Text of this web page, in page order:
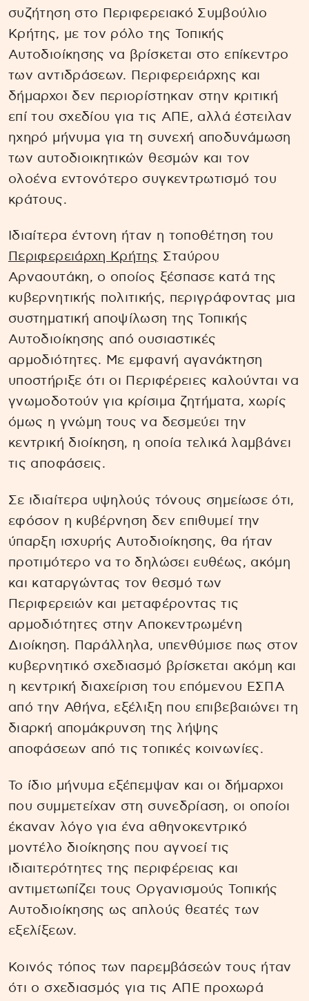
συζήτηση στο Περιφερειακό Συμβούλιο
Κρήτης, με τον ρόλο της Τοπικής
Αυτοδιοίκησης να βρίσκεται στο επίκεντρο
των αντιδράσεων. Περιφερειάρχης και
δήμαρχοι δεν περιορίστηκαν στην κριτική
επί του σχεδίου για τις ΑΠΕ, αλλά έστειλαν
ηχηρό μήνυμα για τη συνεχή αποδυνάμωση
των αυτοδιοικητικών θεσμών και τον
ολοένα εντονότερο συγκεντρωτισμό του
κράτους.
Ιδιαίτερα έντονη ήταν η τοποθέτηση του
Περιφερειάρχη Κρήτης Σταύρου
Αρναουτάκη, ο οποίος ξέσπασε κατά της
κυβερνητικής πολιτικής, περιγράφοντας μια
συστηματική αποψίλωση της Τοπικής
Αυτοδιοίκησης από ουσιαστικές
αρμοδιότητες. Με εμφανή αγανάκτηση
υποστήριξε ότι οι Περιφέρειες καλούνται να
γνωμοδοτούν για κρίσιμα ζητήματα, χωρίς
όμως η γνώμη τους να δεσμεύει την
κεντρική διοίκηση, η οποία τελικά λαμβάνει
τις αποφάσεις.
Σε ιδιαίτερα υψηλούς τόνους σημείωσε ότι,
εφόσον η κυβέρνηση δεν επιθυμεί την
ύπαρξη ισχυρής Αυτοδιοίκησης, θα ήταν
προτιμότερο να το δηλώσει ευθέως, ακόμη
και καταργώντας τον θεσμό των
Περιφερειών και μεταφέροντας τις
αρμοδιότητες στην Αποκεντρωμένη
Διοίκηση. Παράλληλα, υπενθύμισε πως στον
κυβερνητικό σχεδιασμό βρίσκεται ακόμη και
η κεντρική διαχείριση του επόμενου ΕΣΠΑ
από την Αθήνα, εξέλιξη που επιβεβαιώνει τη
διαρκή απομάκρυνση της λήψης
αποφάσεων από τις τοπικές κοινωνίες.
Το ίδιο μήνυμα εξέπεμψαν και οι δήμαρχοι
που συμμετείχαν στη συνεδρίαση, οι οποίοι
έκαναν λόγο για ένα αθηνοκεντρικό
μοντέλο διοίκησης που αγνοεί τις
ιδιαιτερότητες της περιφέρειας και
αντιμετωπίζει τους Οργανισμούς Τοπικής
Αυτοδιοίκησης ως απλούς θεατές των
εξελίξεων.
Κοινός τόπος των παρεμβάσεών τους ήταν
ότι ο σχεδιασμός για τις ΑΠΕ προχωρά